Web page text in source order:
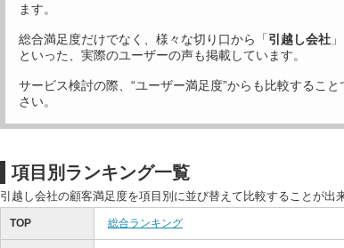
ます。
総合満足度だけでなく、様々な切り口から「引越し会社
といった、実際のユーザーの声も掲載しています。
サービス検討の際、“ユーザー満足度”からも比較すること
さい。
項目別ランキング一覧
引越し会社の顧客満足度を項目別に並び替えて比較することが出
TOP 総合ランキング